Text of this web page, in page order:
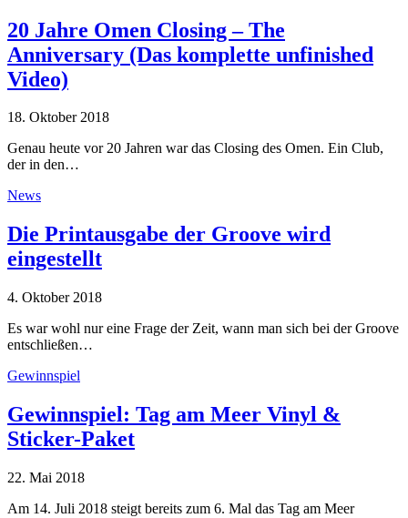
20 Jahre Omen Closing – The
Anniversary (Das komplette unfinished
Video)
18. Oktober 2018
Genau heute vor 20 Jahren war das Closing des Omen. Ein Club,
der in den…
News
Die Printausgabe der Groove wird
eingestellt
4. Oktober 2018
Es war wohl nur eine Frage der Zeit, wann man sich bei der Groove
entschließen…
Gewinnspiel
Gewinnspiel: Tag am Meer Vinyl &
Sticker-Paket
22. Mai 2018
Am 14. Juli 2018 steigt bereits zum 6. Mal das Tag am Meer